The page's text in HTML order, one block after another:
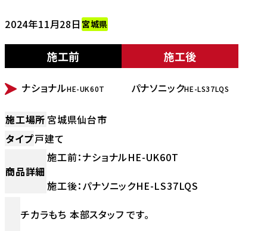
2024年11月28日 宮城県
施工前
BEFORE
ナショナルHE-UK60T
施工後
AFTER
パナソニックHE-LS37LQS
施工場所 宮城県仙台市
タイプ戸建て
商品詳細
施工前：ナショナルHE-UK60T
施工後：パナソニックHE-LS37LQS
チカラもち 本部スタッフ です。